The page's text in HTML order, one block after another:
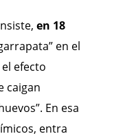
en 18
en el
efecto
caigan
En esa
entra